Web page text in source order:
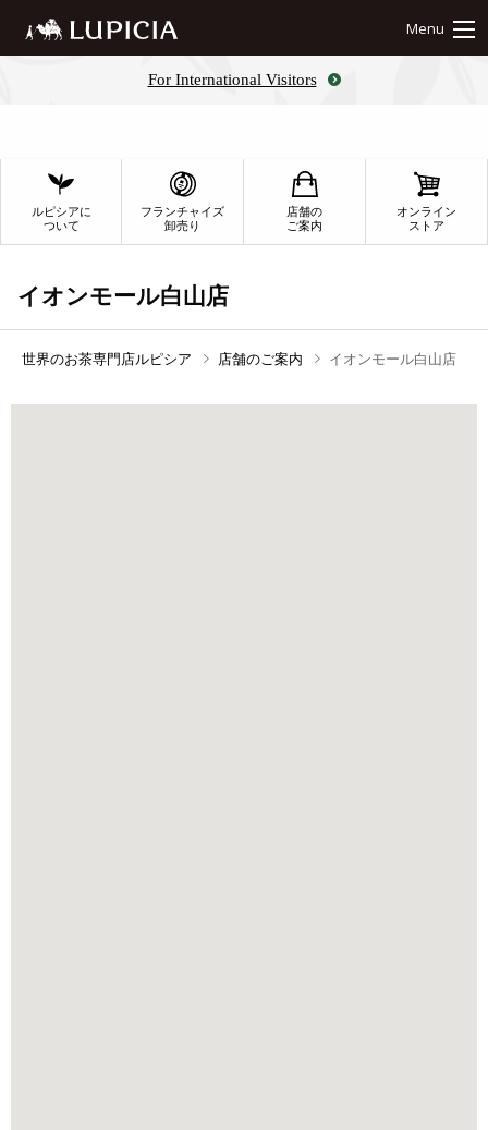
Menu
For International Visitors
ルピシアに
ついて
フランチャイズ
卸売り
店舗の
ご案内
オンライン
ストア
イオンモール白山店
世界のお茶専門店ルピシア 店舗のご案内 イオンモール白山店